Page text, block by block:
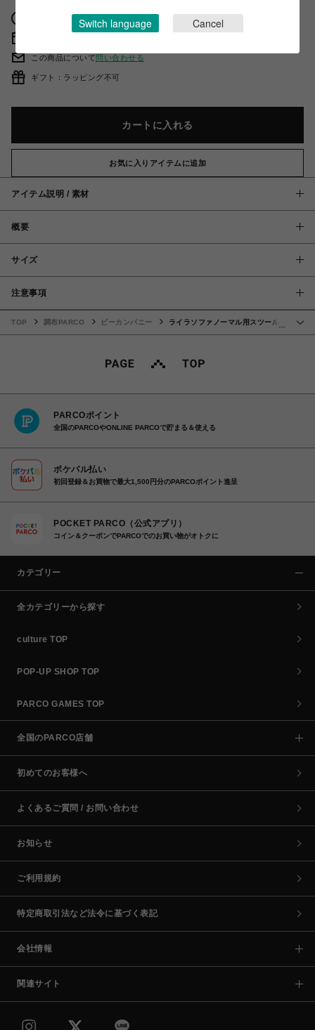
獲得ポイントの確認方法は
この商品について問い合わせる
ギフト：ラッピング不可
カートに入れる
お気に入りアイテムに追加
アイテム説明 / 素材
概要
サイズ
注意事項
…
TOP 調布PARCO ビーカンパニー
ライラソファノーマル用スツール
PARCOポイント
全国のPARCOやONLINE PARCOで貯まる＆使える
ポケパル払い
初回登録＆お買物で最大1,500円分のPARCOポイント進呈
POCKET PARCO（公式アプリ）
コイン＆クーポンでPARCOでのお買い物がオトクに
カテゴリー
全カテゴリーから探す
culture TOP
POP-UP SHOP TOP
PARCO GAMES TOP
全国のPARCO店舗
初めてのお客様へ
よくあるご質問 / お問い合わせ
お知らせ
ご利用規約
特定商取引法など法令に基づく表記
会社情報
関連サイト
Switch language Cancel